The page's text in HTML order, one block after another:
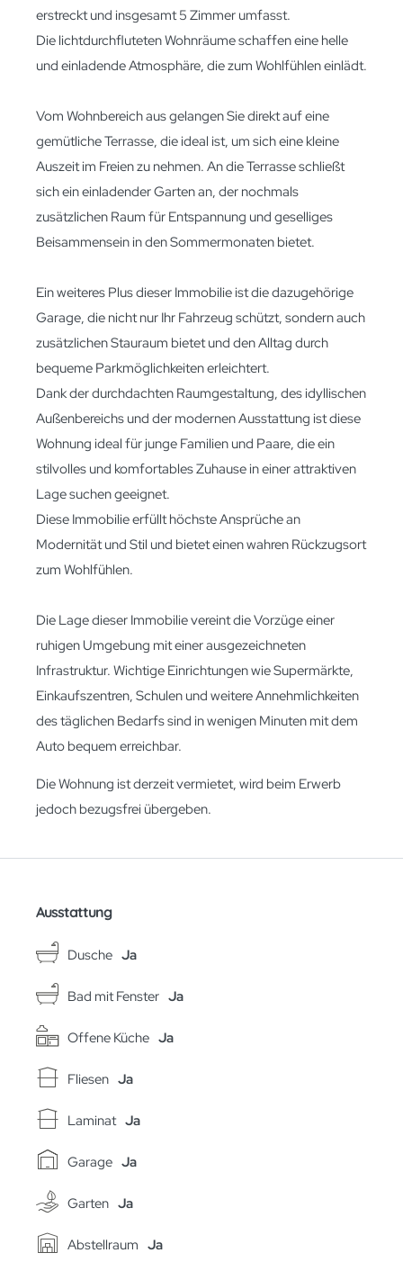
erstreckt und insgesamt 5 Zimmer umfasst.
Die lichtdurchfluteten Wohnräume schaffen eine helle
und einladende Atmosphäre, die zum Wohlfühlen einlädt.
Vom Wohnbereich aus gelangen Sie direkt auf eine
gemütliche Terrasse, die ideal ist, um sich eine kleine
Auszeit im Freien zu nehmen. An die Terrasse schließt
sich ein einladender Garten an, der nochmals
zusätzlichen Raum für Entspannung und geselliges
Beisammensein in den Sommermonaten bietet.
Ein weiteres Plus dieser Immobilie ist die dazugehörige
Garage, die nicht nur Ihr Fahrzeug schützt, sondern auch
zusätzlichen Stauraum bietet und den Alltag durch
bequeme Parkmöglichkeiten erleichtert.
Dank der durchdachten Raumgestaltung, des idyllischen
Außenbereichs und der modernen Ausstattung ist diese
Wohnung ideal für junge Familien und Paare, die ein
stilvolles und komfortables Zuhause in einer attraktiven
Lage suchen geeignet.
Diese Immobilie erfüllt höchste Ansprüche an
Modernität und Stil und bietet einen wahren Rückzugsort
zum Wohlfühlen.
Die Lage dieser Immobilie vereint die Vorzüge einer
ruhigen Umgebung mit einer ausgezeichneten
Infrastruktur. Wichtige Einrichtungen wie Supermärkte,
Einkaufszentren, Schulen und weitere Annehmlichkeiten
des täglichen Bedarfs sind in wenigen Minuten mit dem
Auto bequem erreichbar.
Die Wohnung ist derzeit vermietet, wird beim Erwerb
jedoch bezugsfrei übergeben.
Ausstattung
Dusche Ja
Bad mit Fenster Ja
Offene Küche Ja
Fliesen Ja
Laminat Ja
Garage Ja
Garten Ja
Abstellraum Ja